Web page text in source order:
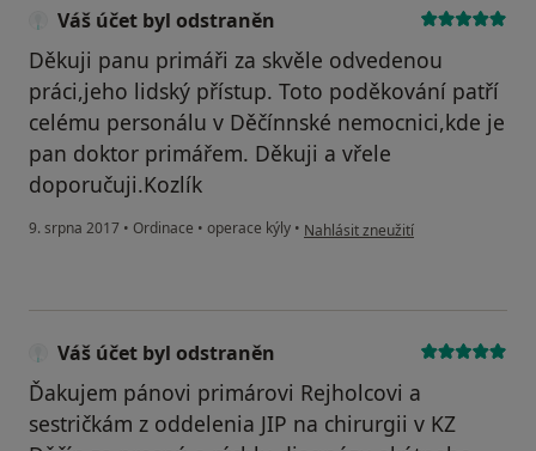
Váš účet byl odstraněn
Děkuji panu primáři za skvěle odvedenou
práci,jeho lidský přístup. Toto poděkování patří
celému personálu v Děčínnské nemocnici,kde je
pan doktor primářem. Děkuji a vřele
doporučuji.Kozlík
9. srpna 2017 • Ordinace • operace kýly • podle názoru uživatele Váš účet
Nahlásit zneužití
Váš účet byl odstraněn
Ďakujem pánovi primárovi Rejholcovi a
sestričkám z oddelenia JIP na chirurgii v KZ